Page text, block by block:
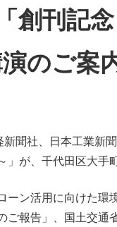
創刊記
のご案
聞社、日本工業新
」が、千代田区大手
ーン活用に向けた環
ご報告」、国土交通